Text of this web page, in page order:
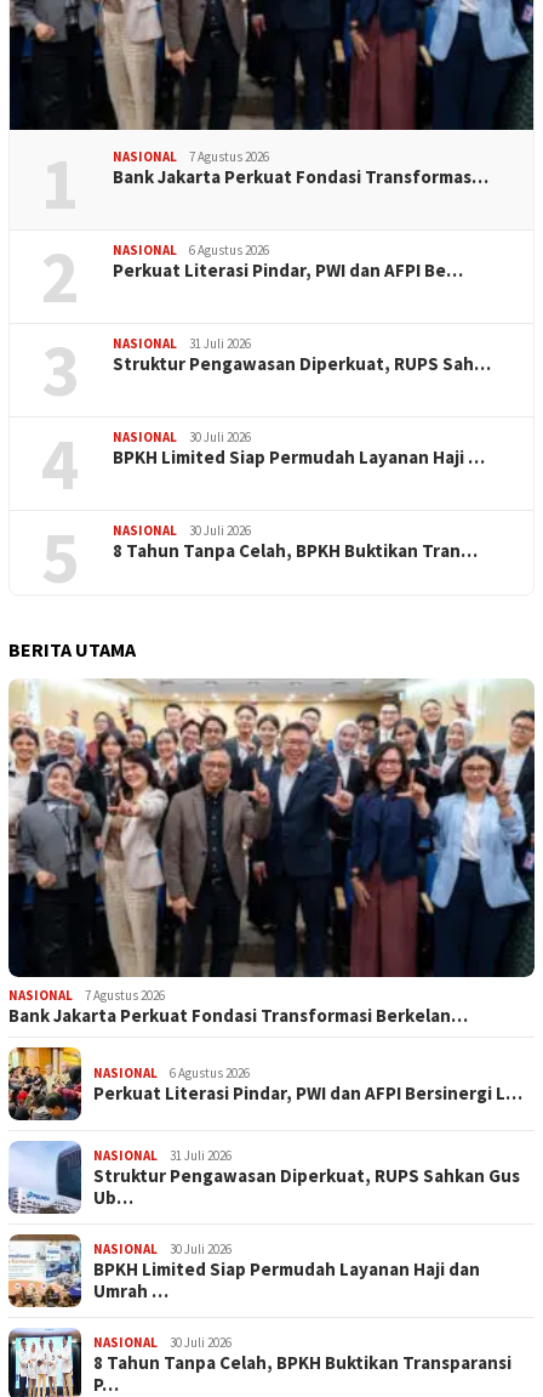
1 NASIONAL 7 Agustus 2026
Bank Jakarta Perkuat Fondasi Transformas…
2 NASIONAL 6 Agustus 2026
Perkuat Literasi Pindar, PWI dan AFPI Be…
3 NASIONAL 31 Juli 2026
​Struktur Pengawasan Diperkuat, RUPS Sah…
4 NASIONAL 30 Juli 2026
BPKH Limited Siap Permudah Layanan Haji …
5 NASIONAL 30 Juli 2026
​8 Tahun Tanpa Celah, BPKH Buktikan Tran…
BERITA UTAMA
NASIONAL 7 Agustus 2026
Bank Jakarta Perkuat Fondasi Transformasi Berkelan…
NASIONAL 6 Agustus 2026
Perkuat Literasi Pindar, PWI dan AFPI Bersinergi L…
NASIONAL 31 Juli 2026
​Struktur Pengawasan Diperkuat, RUPS Sahkan Gus
Ub…
NASIONAL 30 Juli 2026
BPKH Limited Siap Permudah Layanan Haji dan
Umrah …
NASIONAL 30 Juli 2026
​8 Tahun Tanpa Celah, BPKH Buktikan Transparansi
P…